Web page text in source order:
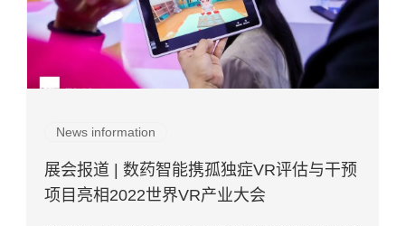
Industry Information
品牌动态 | 数药智能成功加入脑机接口产业
联盟，成为会员单位
News information
最新资讯 | 数药智能斩获2022年度最具创新
性医疗科技产品TOP100
News information
展会报道 | 数药智能携孤独症VR评估与干预
项目亮相2022世界VR产业大会